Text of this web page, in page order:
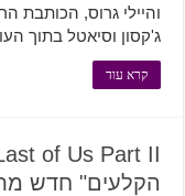
והיילי גרוס, הכותבת
ג'קסון וסיאטל בתוך
קרא עוד
הקלעים" חדש